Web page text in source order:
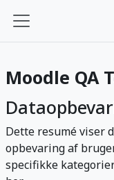
Sidepanel
Moodle QA
Dette resumé viser
opbevaring af
specifikke